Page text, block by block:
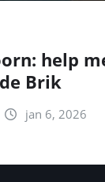
help
Brik
jan 6, 2026